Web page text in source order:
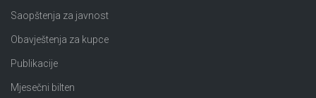
Saopštenja za javnost
Obavještenja za kupce
Publikacije
Mjesečni bilten